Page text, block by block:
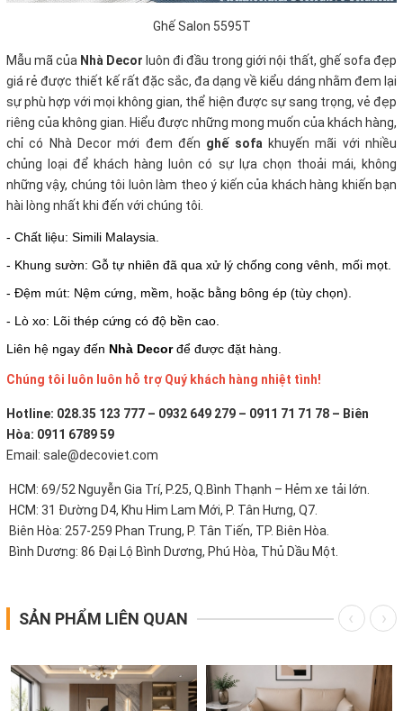
Ghế Salon 5595T
Mẫu mã của Nhà Decor luôn đi đầu trong giới nội thất, ghế sofa đẹp
giá rẻ được thiết kế rất đặc sắc, đa dạng về kiểu dáng nhằm đem lại
sự phù hợp với mọi không gian, thể hiện được sự sang trọng, vẻ đẹp
riêng của không gian. Hiểu được những mong muốn của khách hàng,
chỉ có Nhà Decor mới đem đến ghế sofa khuyến mãi với nhiều
chủng loại để khách hàng luôn có sự lựa chọn thoải mái, không
những vậy, chúng tôi luôn làm theo ý kiến của khách hàng khiến bạn
hài lòng nhất khi đến với chúng tôi.
- Chất liệu: Simili Malaysia.
- Khung sườn: Gỗ tự nhiên đã qua xử lý chống cong vênh, mối mọt.
- Đệm mút: Nệm cứng, mềm, hoặc bằng bông ép (tùy chọn).
- Lò xo: Lõi thép cứng có độ bền cao.
Liên hệ ngay đến Nhà Decorđể được đặt hàng.
Chúng tôi luôn luôn hỗ trợ Quý khách hàng nhiệt tình!
Hotline: 028.35 123 777 – 0932 649 279 – 0911 71 71 78 – Biên
Hòa: 0911 6789 59
Email: sale@decoviet.com
HCM: 69/52 Nguyễn Gia Trí, P.25, Q.Bình Thạnh – Hẻm xe tải lớn.
HCM: 31 Đường D4, Khu Him Lam Mới, P. Tân Hưng, Q7.
Biên Hòa: 257-259 Phan Trung, P. Tân Tiến, TP. Biên Hòa.
Bình Dương: 86 Đại Lộ Bình Dương, Phú Hòa, Thủ Dầu Một.
SẢN PHẨM LIÊN QUAN